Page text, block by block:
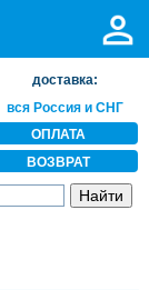
доставка:
вся Россия и СНГ
ОПЛАТА
ВОЗВРАТ